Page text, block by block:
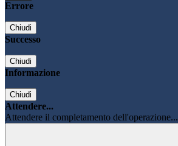
Errore
Chiudi
Successo
Chiudi
Informazione
Chiudi
Attendere...
Attendere il completamento dell'operazione...